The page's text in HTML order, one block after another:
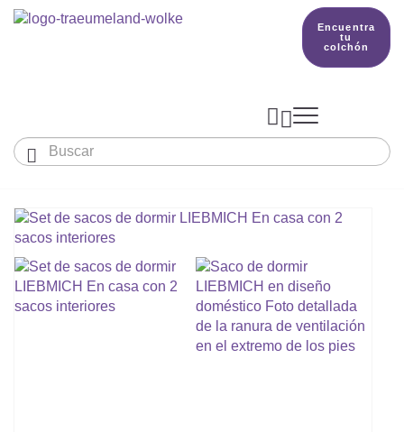
Encuentra
tu
colchón
 
COLCHONES Y ACCESORIOS
Colchón De Colecho, Cuna & Co
Colchones Para Bebé
SACOS DE DORMIR
Cómo Elegir Un Saco De Dormir Para
MANTAS, NÓRDICOS Y ALMOHADAS
El país de nuestros sueños
BETTER DREAMS
Conocimientos

Encuentra tu colchón
